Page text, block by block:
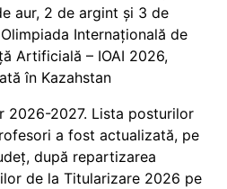
aur, 2 de argint și 3 de
Internațională de
Artificială – IOAI 2026,
în Kazahstan
2026-2027. Lista posturilor
a fost actualizată, pe
după repartizarea
de la Titularizare 2026 pe